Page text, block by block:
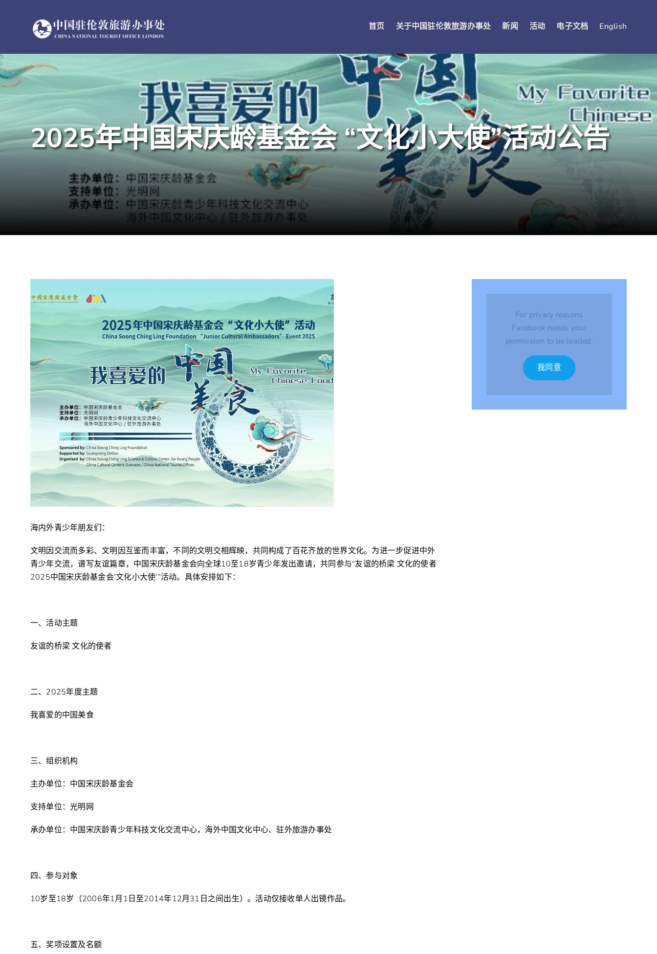
首页 关于中国驻伦敦旅游办事处 新闻 活动 电子文档 English
2025年中国宋庆龄基金会 “文化小大使”活动公告
海内外青少年朋友们：
文明因交流而多彩、文明因互鉴而丰富，不同的文明交相辉映，共同构成了百花齐放的世界文化。为进一步促进中外
青少年交流，谱写友谊篇章，中国宋庆龄基金会向全球10至18岁青少年发出邀请，共同参与“友谊的桥梁 文化的使者
2025中国宋庆龄基金会‘文化小大使’”活动。具体安排如下：
一、活动主题
友谊的桥梁 文化的使者
二、2025年度主题
我喜爱的中国美食
三、组织机构
主办单位：中国宋庆龄基金会
支持单位：光明网
承办单位：中国宋庆龄青少年科技文化交流中心，海外中国文化中心、驻外旅游办事处
四、参与对象
10岁至18岁（2006年1月1日至2014年12月31日之间出生）。活动仅接收单人出镜作品。
五、奖项设置及名额
For privacy reasons
Facebook needs your
permission to be loaded.
我同意